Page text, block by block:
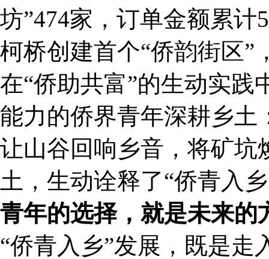
坊”474家，订单金额累
柯桥创建首个“侨韵街区”
在“侨助共富”的生动实
能力的侨界青年深耕乡土
让山谷回响乡音，将矿坑
土，生动诠释了“侨青入
青年的选择，就是未来的
“侨青入乡”发展，既是